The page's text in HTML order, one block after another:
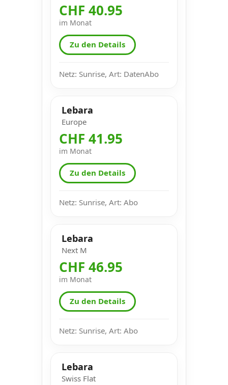
CHF 40.95
im Monat
Zu den Details
Netz: Sunrise, Art: DatenAbo
Lebara
Europe
CHF 41.95
im Monat
Zu den Details
Netz: Sunrise, Art: Abo
Lebara
Next M
CHF 46.95
im Monat
Zu den Details
Netz: Sunrise, Art: Abo
Lebara
Swiss Flat